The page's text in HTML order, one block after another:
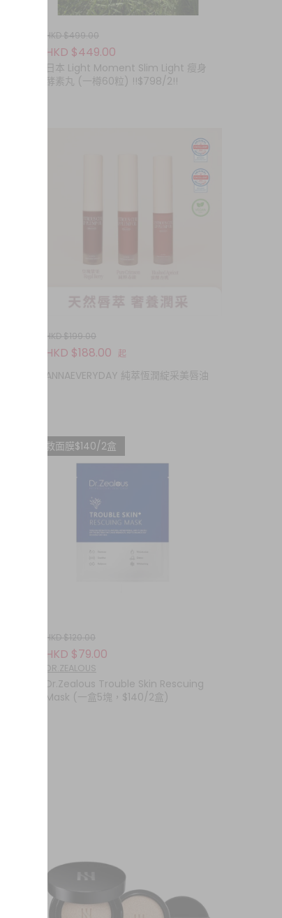
HKD $499.00
HKD $449.00
日本 Light Moment Slim Light 瘦身
酵素丸 (一樽60粒) !!$798/2!!
HKD $199.00
HKD $188.00 起
ANNAEVERYDAY 純萃恆潤綻采美唇油
救救面膜$140/2盒
HKD $120.00
HKD $79.00
DR.ZEALOUS
Dr.Zealous Trouble Skin Rescuing
Mask (一盒5塊，$140/2盒)